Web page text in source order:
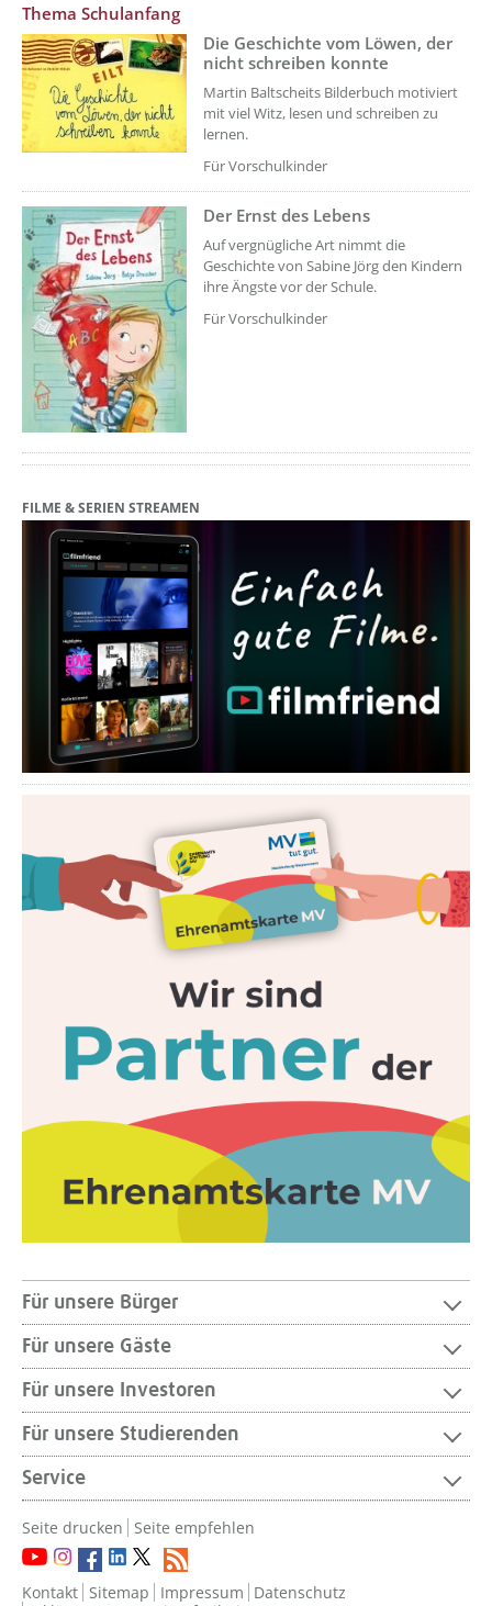
??? absaetzeOben[6]/titel ???
Thema Schulanfang
Die Geschichte vom Löwen, der
nicht schreiben konnte
Martin Baltscheits Bilderbuch motiviert
mit viel Witz, lesen und schreiben zu
lernen.
Für Vorschulkinder
??? absaetzeOben[7]/titel ???
Der Ernst des Lebens
Auf vergnügliche Art nimmt die
Geschichte von Sabine Jörg den Kindern
ihre Ängste vor der Schule.
Für Vorschulkinder
FILME & SERIEN STREAMEN
Für unsere Bürger
Für unsere Gäste
Für unsere Investoren
Für unsere Studierenden
Service
Seite drucken Seite empfehlen
Kontakt Sitemap Impressum Datenschutz